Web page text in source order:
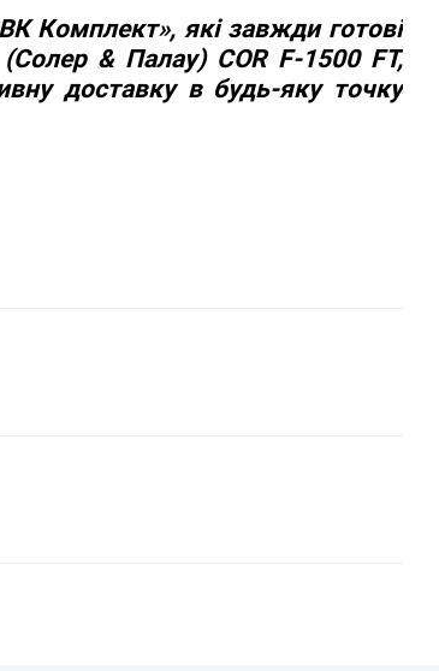
Комплект», які завжди готові
& Палау) COR F-1500 FT,
доставку в будь-яку точку